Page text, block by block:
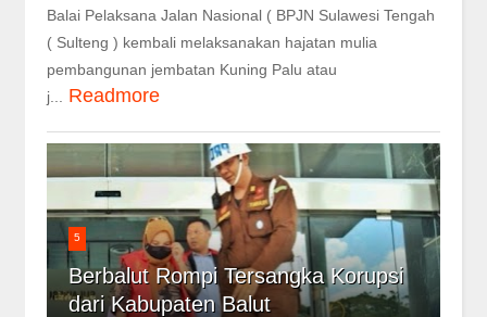
Balai Pelaksana Jalan Nasional ( BPJN Sulawesi Tengah
( Sulteng ) kembali melaksanakan hajatan mulia
pembangunan jembatan Kuning Palu atau
j...
Readmore
5
Berbalut Rompi Tersangka Korupsi
dari Kabupaten Balut